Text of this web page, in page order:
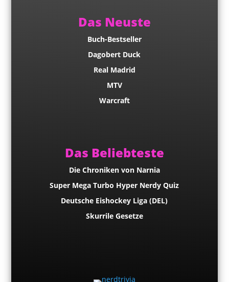
Das Neuste
Buch-Bestseller
Dagobert Duck
Real Madrid
MTV
Warcraft
Das Beliebteste
Die Chroniken von Narnia
Super Mega Turbo Hyper Nerdy Quiz
Deutsche Eishockey Liga (DEL)
Skurrile Gesetze